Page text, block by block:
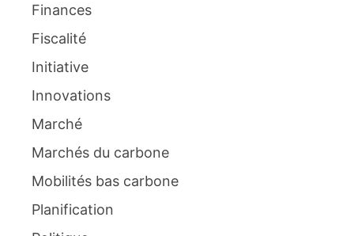
Finances
Fiscalité
Initiative
Innovations
Marché
Marchés du carbone
Mobilités bas carbone
Planification